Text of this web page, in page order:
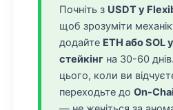
Почніть з USDT у
щоб зрозуміти
додайте ETH або SOL
стейкінг на 30-60
цього, коли ви
переходьте доOn-